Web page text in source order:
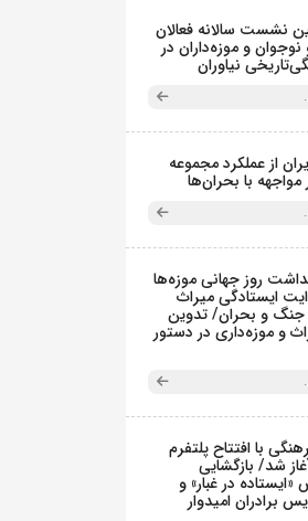
نشست سالانه فعالان
و موزه‌داران در
نیاوران
از عملکرد مجموعه
مواجهه با بحران‌ها
روز جهانی موزه‌ها
ایستادگی میراث
جنگ و بحران/ تدوین
و موزه‌داری در دستور
با افتتاح پلتفرم
شد/ بازگشایی
در غبار» و
برادران امیدوار